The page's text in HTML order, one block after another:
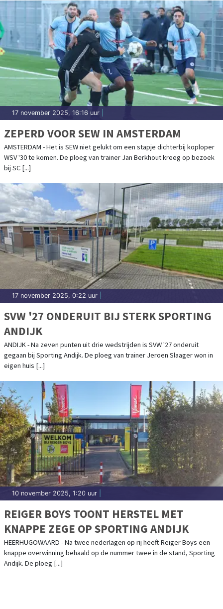
17 november 2025, 16:16 uur
ZEPERD VOOR SEW IN AMSTERDAM
AMSTERDAM - Het is SEW niet gelukt om een stapje dichterbij koploper
WSV '30 te komen. De ploeg van trainer Jan Berkhout kreeg op bezoek
bij SC [...]
17 november 2025, 0:22 uur
SVW '27 ONDERUIT BIJ STERK SPORTING
ANDIJK
ANDIJK - Na zeven punten uit drie wedstrijden is SVW '27 onderuit
gegaan bij Sporting Andijk. De ploeg van trainer Jeroen Slaager won in
eigen huis [...]
10 november 2025, 1:20 uur
REIGER BOYS TOONT HERSTEL MET
KNAPPE ZEGE OP SPORTING ANDIJK
HEERHUGOWAARD - Na twee nederlagen op rij heeft Reiger Boys een
knappe overwinning behaald op de nummer twee in de stand, Sporting
Andijk. De ploeg [...]